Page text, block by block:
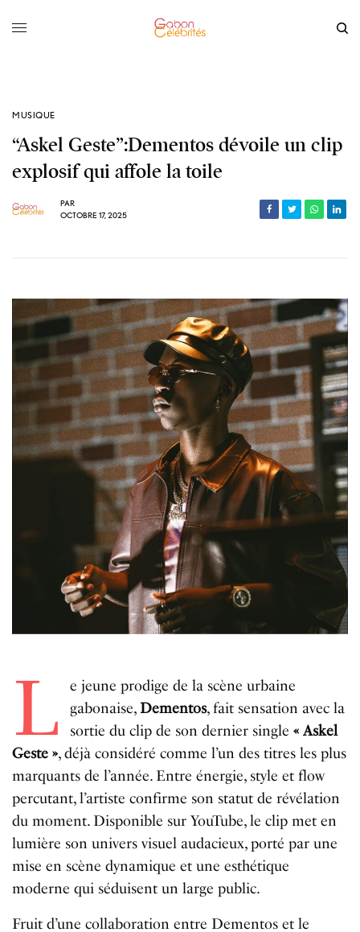
MUSIQUE
“Askel Geste”:Dementos dévoile un clip
explosif qui affole la toile
PAR
OCTOBRE 17, 2025
L
e jeune prodige de la scène urbaine
gabonaise, Dementos, fait sensation avec la
sortie du clip de son dernier single « Askel
Geste », déjà considéré comme l’un des titres les plus
marquants de l’année. Entre énergie, style et flow
percutant, l’artiste confirme son statut de révélation
du moment. Disponible sur YouTube, le clip met en
lumière son univers visuel audacieux, porté par une
mise en scène dynamique et une esthétique
moderne qui séduisent un large public.
Fruit d’une collaboration entre Dementos et le